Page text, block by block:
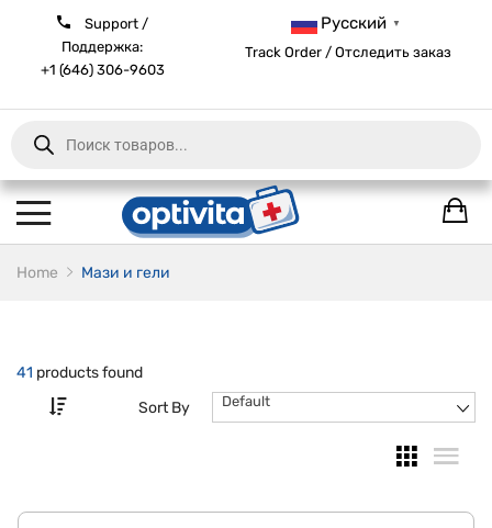
Support /
Поддержка:
+1 (646) 306-9603
Русский ▼
Track Order / Отследить заказ
Products
search
Home Мази и гели
41 products found
Sort By
Default